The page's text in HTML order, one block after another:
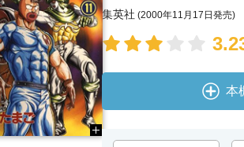
集英社 (2000年11月17日発売)
本